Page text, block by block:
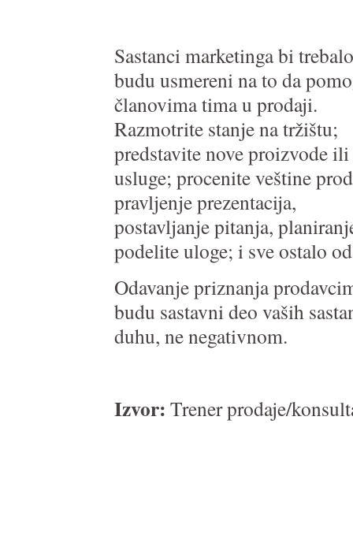
Sastanci marketinga bi
budu usmereni na to da
članovima tima u prodaji.
Razmotrite stanje na tržištu;
predstavite nove proizvode ili
usluge; procenite veštine
pravljenje prezentacija,
postavljanje pitanja,
podelite uloge; i sve ostalo
Odavanje priznanja
budu sastavni deo vaših
duhu, ne negativnom.
Izvor: Trener prodaje/